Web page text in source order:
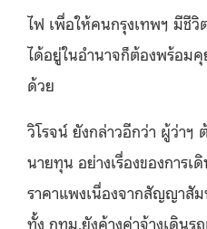
ไฟ เพื่อให้คนกรุงเทพฯ มีชี
ได้อยู่ในอำนาจก็ต้องพร้อม
ด้วย
วิโรจน์ ยังกล่าวอีกว่า ผู้ว่า
นายทุน อย่างเรื่องของการ
ราคาแพงเนื่องจากสัญญาสั
ทั้ง กทม.ยังค้างค่าจ้างเดิน